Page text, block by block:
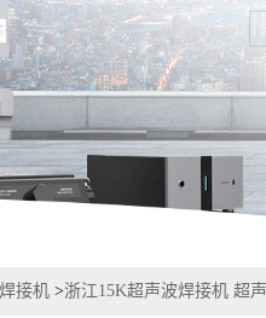
接机 >浙江15K超声波焊接机 超